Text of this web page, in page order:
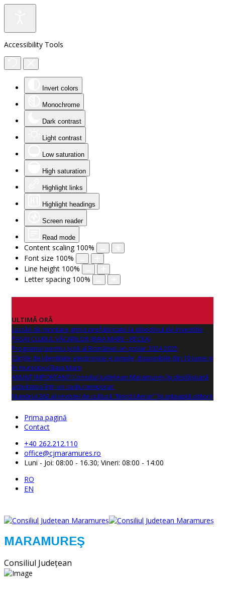
Accessibility Tools
Invert colors
Monochrome
Dark contrast
Light contrast
Low saturation
High saturation
Highlight links
Highlight headings
Screen reader
Read mode
Content scaling 100%
Font size 100%
Line height 100%
Letter spacing 100%
ULTIMĂ ORĂ
Lucrări de montare grinzi prefabricate la obiectivul de investitie
PASAJ CLUBUL VĂCARILOR (BAIA MARE - RECEA)
Programul pentru școli al României an școlar 2024-2025
Cărțile de identitate electronice și simple, disponibile din 10 iunie și
în municipiul Baia Mare
ANUNŢ IMPORTANT! Consiliul Județean Maramureș își desfășoară
activitatea într-un sediu temporar.
Numărul 262 al revistei de cultură "Nord Literar" își așteaptă cititorii
Prima pagină
Contact
+40 262.212.110
office@cjmaramures.ro
Luni - Joi: 08:00 - 16.30; Vineri: 08:00 - 14:00
RO
EN
MARAMUREŞ
Consiliul Judeţean